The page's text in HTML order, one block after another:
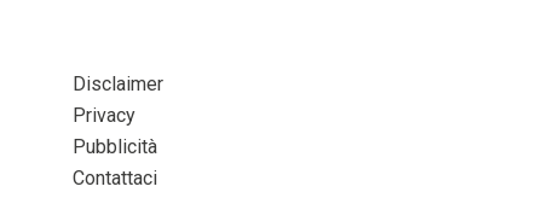
Disclaimer
Privacy
Pubblicità
Contattaci